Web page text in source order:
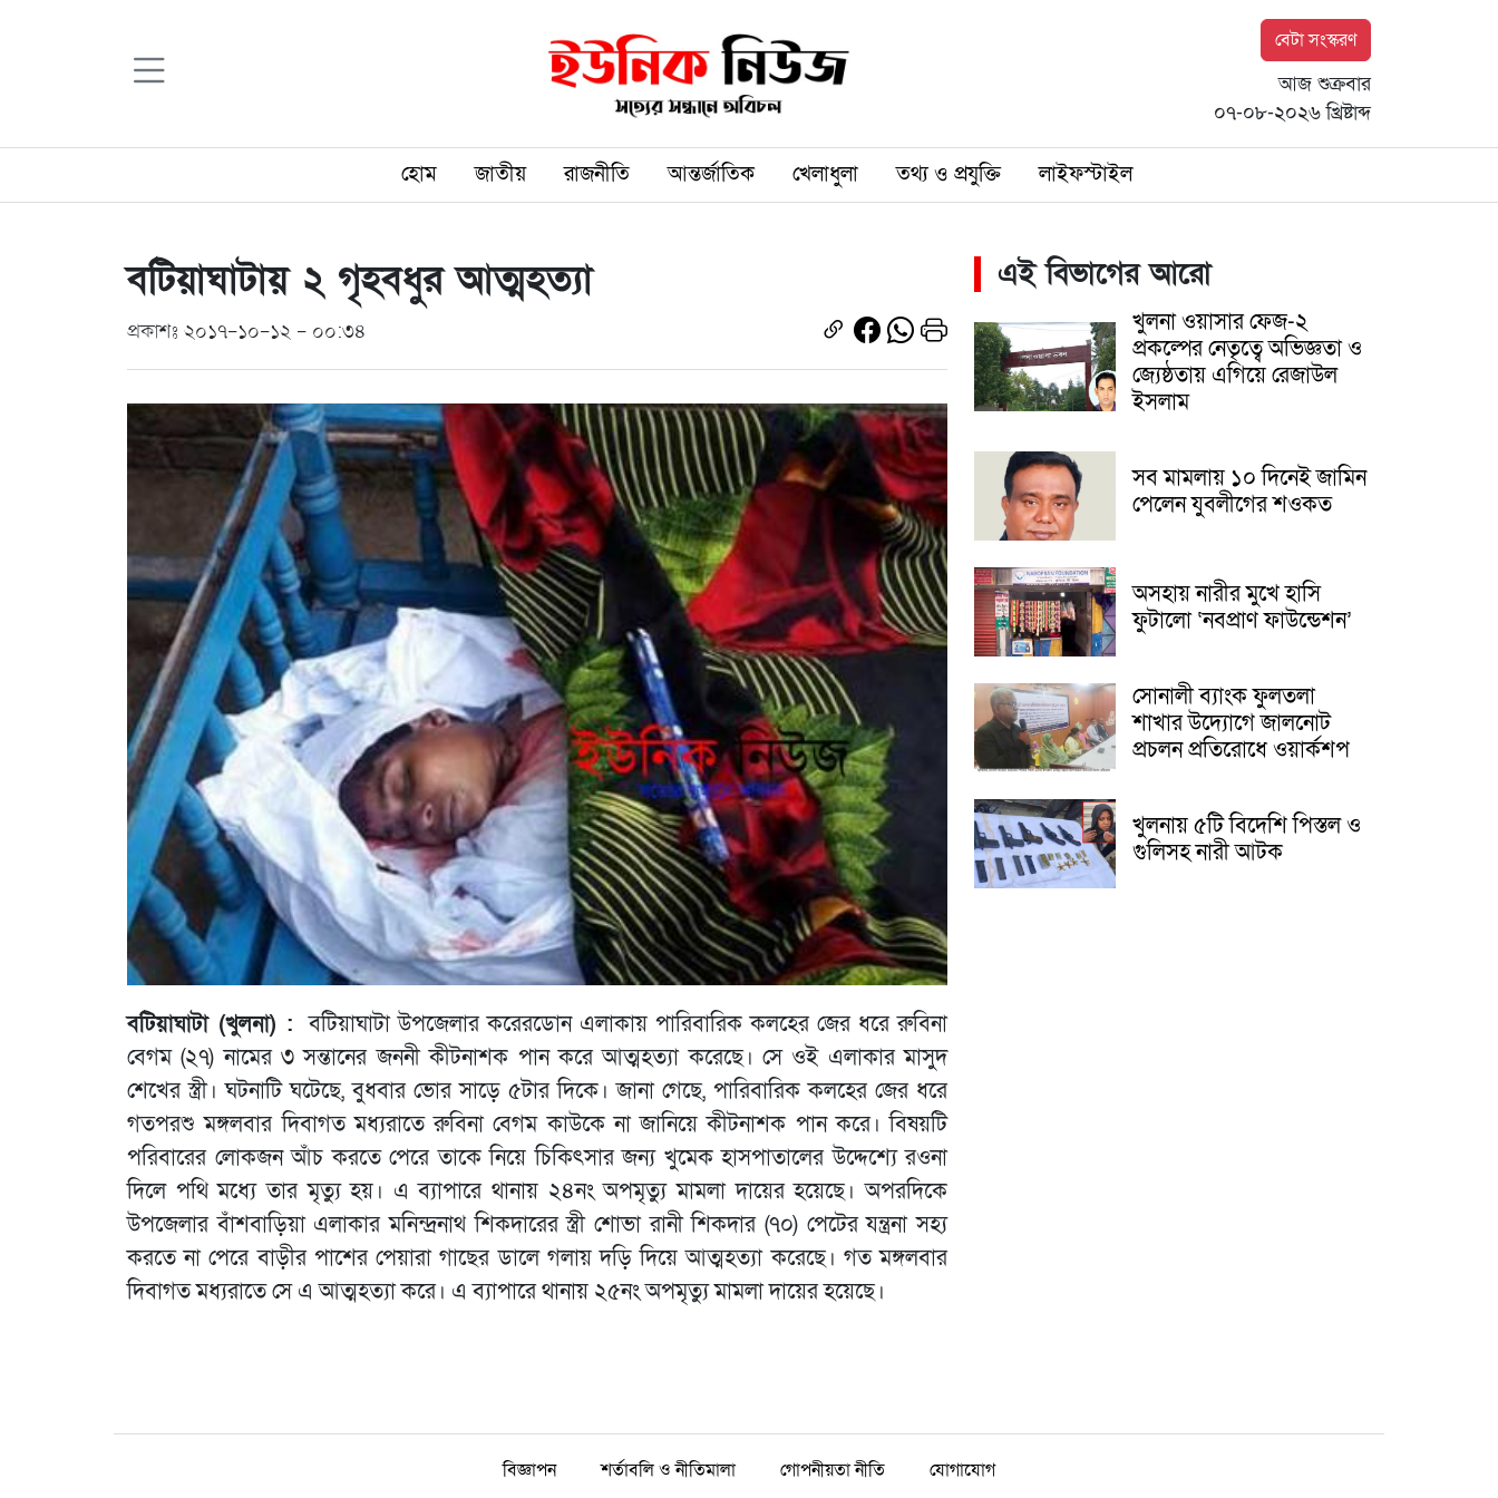
বেটা সংস্করণ
আজ শুক্রবার
০৭-০৮-২০২৬ খ্রিষ্টাব্দ
হোম জাতীয় রাজনীতি আন্তর্জাতিক খেলাধুলা তথ্য ও প্রযুক্তি লাইফস্টাইল
বটিয়াঘাটায় ২ গৃহবধুর আত্মহত্যা
প্রকাশঃ ২০১৭-১০-১২ - ০০:৩৪
বটিয়াঘাটা (খুলনা) : বটিয়াঘাটা উপজেলার করেরডোন এলাকায় পারিবারিক কলহের জের ধরেরুবিনা
বেগম (২৭) নামের ৩ সন্তানের জননী কীটনাশক পান করে আত্মহত্যা করেছে। সে ওই এলাকার মাসুদ
শেখের স্ত্রী। ঘটনাটি ঘটেছে, বুধবার ভোর সাড়ে ৫টার দিকে। জানা গেছে, পারিবারিক কলহের জের ধরে
গতপরশু মঙ্গলবার দিবাগত মধ্যরাতে রুবিনা বেগম কাউকে না জানিয়ে কীটনাশক পান করে। বিষয়টি
পরিবারের লোকজন আঁচ করতে পেরে তাকে নিয়ে চিকিৎসার জন্য খুমেক হাসপাতালের উদ্দেশ্যে রওনা
দিলে পথি মধ্যে তার মৃত্যু হয়। এ ব্যাপারে থানায় ২৪নং অপমৃত্যু মামলা দায়ের হয়েছে। অপরদিকে
উপজেলার বাঁশবাড়িয়া এলাকার মনিন্দ্রনাথ শিকদারের স্ত্রী শোভা রানী শিকদার (৭০) পেটের যন্ত্রনা সহ্য
করতে না পেরে বাড়ীর পাশের পেয়ারা গাছের ডালে গলায় দড়ি দিয়ে আত্মহত্যা করেছে। গত মঙ্গলবার
দিবাগত মধ্যরাতে সে এ আত্মহত্যা করে। এ ব্যাপারে থানায় ২৫নং অপমৃত্যু মামলা দায়ের হয়েছে।
এই বিভাগের আরো
খুলনা ওয়াসার ফেজ-২
প্রকল্পের নেতৃত্বে অভিজ্ঞতা ও
জ্যেষ্ঠতায় এগিয়ে রেজাউল
ইসলাম
সব মামলায় ১০ দিনেই জামিন
পেলেন যুবলীগের শওকত
অসহায় নারীর মুখে হাসি
ফুটালো ‘নবপ্রাণ ফাউন্ডেশন’
সোনালী ব্যাংক ফুলতলা
শাখার উদ্যোগে জালনোট
প্রচলন প্রতিরোধে ওয়ার্কশপ
খুলনায় ৫টি বিদেশি পিস্তল ও
গুলিসহ নারী আটক
বিজ্ঞাপন শর্তাবলি ও নীতিমালা গোপনীয়তা নীতি যোগাযোগ